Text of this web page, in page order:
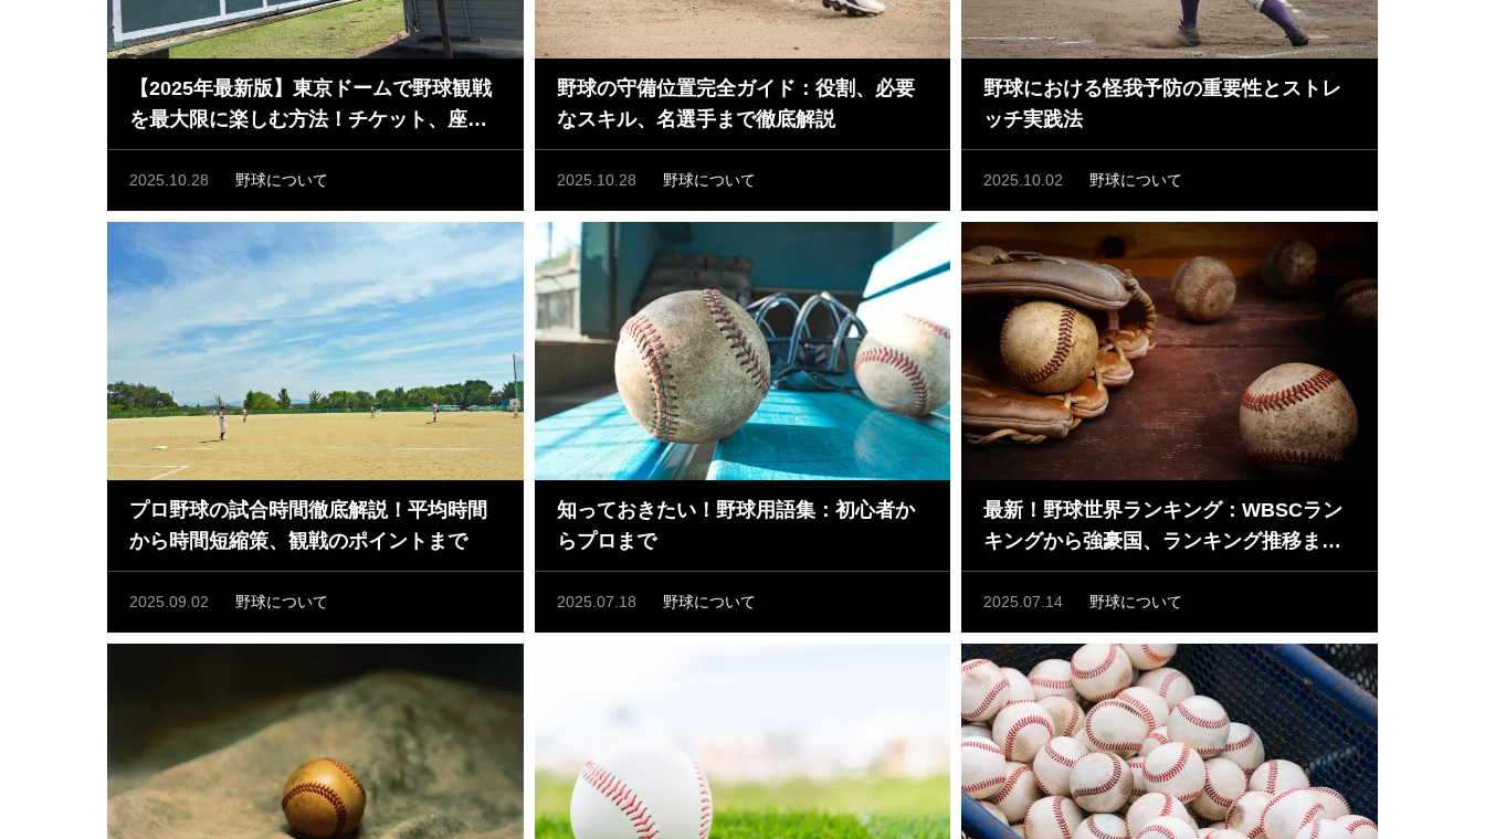
【2025年最新版】東京ドームで野球観戦
を最大限に楽しむ方法！チケット、座
席、グルメ、周辺スポットまで完全ガイ
ド
2025.10.28 野球について
野球の守備位置完全ガイド：役割、必要
なスキル、名選手まで徹底解説
2025.10.28 野球について
野球における怪我予防の重要性とストレ
ッチ実践法
2025.10.02 野球について
プロ野球の試合時間徹底解説！平均時間
から時間短縮策、観戦のポイントまで
2025.09.02 野球について
知っておきたい！野球用語集：初心者か
らプロまで
2025.07.18 野球について
最新！野球世界ランキング：WBSCラン
キングから強豪国、ランキング推移まで
徹底解説
2025.07.14 野球について